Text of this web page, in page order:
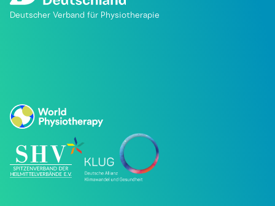
Deutscher Verband für Physiotherapie